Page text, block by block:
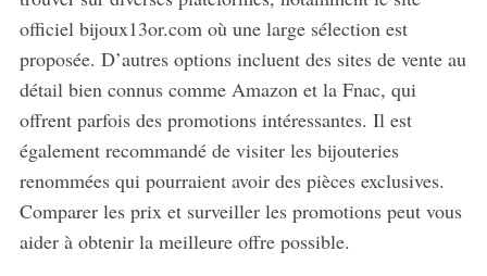
officiel bijoux13or.com où une large sélection est
proposée. D’autres options incluent des sites de vente au
détail bien connus comme Amazon et la Fnac, qui
offrent parfois des promotions intéressantes. Il est
également recommandé de visiter les bijouteries
renommées qui pourraient avoir des pièces exclusives.
Comparer les prix et surveiller les promotions peut vous
aider à obtenir la meilleure offre possible.